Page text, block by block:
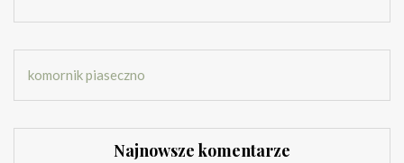
komornik piaseczno
Najnowsze komentarze